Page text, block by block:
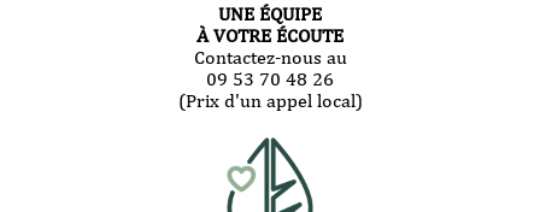
UNE ÉQUIPE
À VOTRE ÉCOUTE
Contactez-nous au
09 53 70 48 26
(Prix d'un appel local)